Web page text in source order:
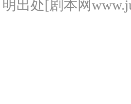
明出处[剧本网